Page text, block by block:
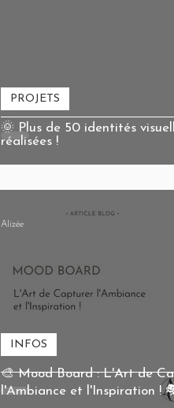
🌞 Plus de 50 identités
réalisées !
PROJETS
🎨 Mood Board : L'Art de
l'Ambiance et l'Inspiration !
INFOS
Alizée